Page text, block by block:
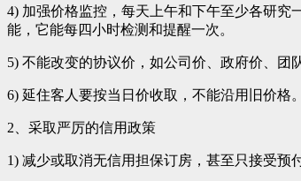
4) 加强价格监控，每天上午和下午至少各研究
能，它能每四小时检测和提醒一次。
5) 不能改变的协议价，如公司价、政府价、团
6) 延住客人要按当日价收取，不能沿用旧价格。
2、采取严厉的信用政策
1) 减少或取消无信用担保订房，甚至只接受预